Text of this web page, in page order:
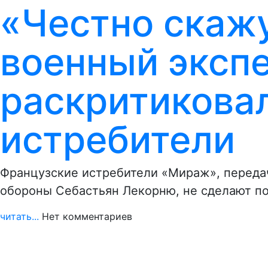
«Честно
военный
истребители
Французские истребители «Мираж»,
обороны Себастьян Лекорню, не сделают
читать... Нет комментариев